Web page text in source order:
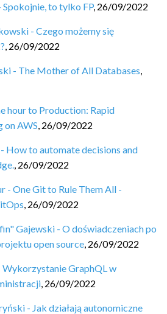
to tylko FP, 26/09/2022
- Czego możemy się
, 26/09/2022
- The Mother of All Databases,
hour to Production: Rapid
on AWS, 26/09/2022
How to automate decisions and
, 26/09/2022
- One Git to Rule Them All -
, 26/09/2022
Gajewski - O doświadczeniach po
open source, 26/09/2022
Wykorzystanie GraphQL w
, 26/09/2022
- Jak działają autonomiczne